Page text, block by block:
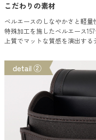
こだわりの素材
ベルエースのしなやかさと軽
特殊加工を施したベルエース157
上質でマットな質感を演出する
detail ②